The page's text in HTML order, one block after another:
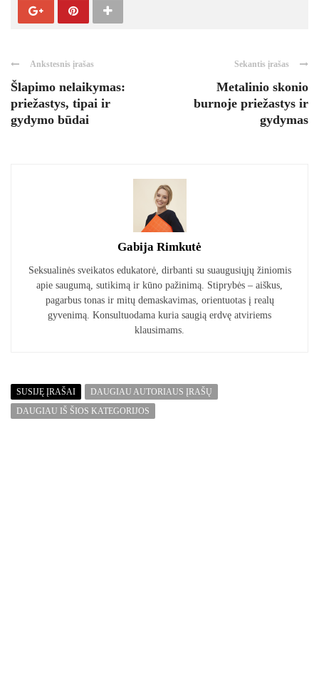
Ankstesnis įrašas
Šlapimo nelaikymas:
priežastys, tipai ir
gydymo būdai
Sekantis įrašas
Metalinio skonio
burnoje priežastys ir
gydymas
Gabija Rimkutė
Seksualinės sveikatos edukatorė, dirbanti su suaugusiųjų žiniomis
apie saugumą, sutikimą ir kūno pažinimą. Stiprybės – aiškus,
pagarbus tonas ir mitų demaskavimas, orientuotas į realų
gyvenimą. Konsultuodama kuria saugią erdvę atviriems
klausimams.
SUSIJĘ ĮRAŠAI
DAUGIAU AUTORIAUS ĮRAŠŲ
DAUGIAU IŠ ŠIOS KATEGORIJOS